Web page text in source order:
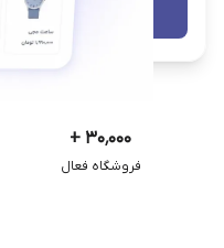
تست
۳۰٬۰۰۰ +
فروشگاه فعال